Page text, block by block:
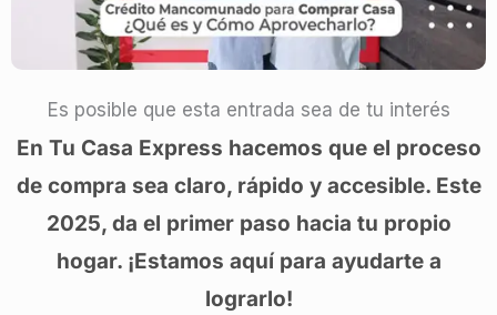
Es posible que esta entrada sea de tu interés
En Tu Casa Express hacemos que el proceso
de compra sea claro, rápido y accesible. Este
2025, da el primer paso hacia tu propio
hogar. ¡Estamos aquí para ayudarte a
lograrlo!